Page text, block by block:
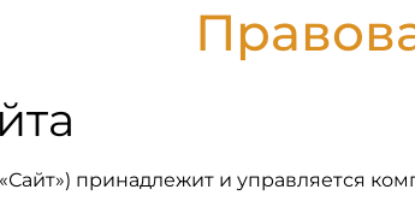
принадлежит и управляется